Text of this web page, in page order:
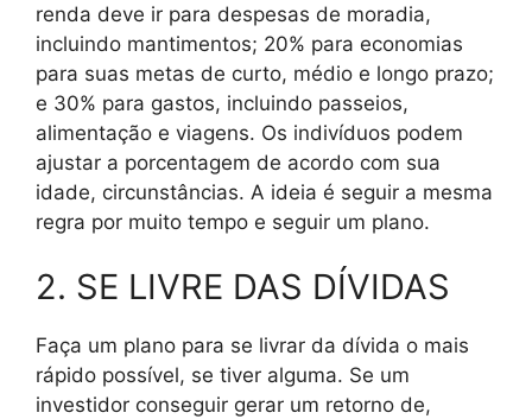
renda deve ir para despesas de moradia,
incluindo mantimentos; 20% para economias
para suas metas de curto, médio e longo prazo;
e 30% para gastos, incluindo passeios,
alimentação e viagens. Os indivíduos podem
ajustar a porcentagem de acordo com sua
idade, circunstâncias. A ideia é seguir a mesma
regra por muito tempo e seguir um plano.
2. SE LIVRE DAS DÍVIDAS
Faça um plano para se livrar da dívida o mais
rápido possível, se tiver alguma. Se um
investidor conseguir gerar um retorno de,